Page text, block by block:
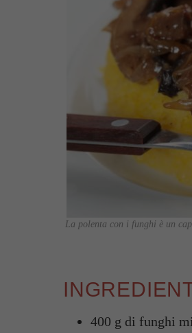
La polenta con i funghi è un
400 g di funghi